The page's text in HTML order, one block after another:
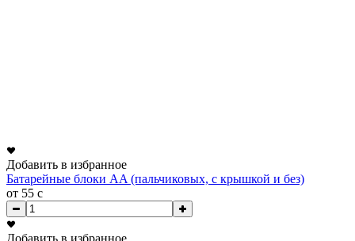
Добавить в избранное
Батарейные блоки AA (пальчиковых, с крышкой и без)
от 55 c